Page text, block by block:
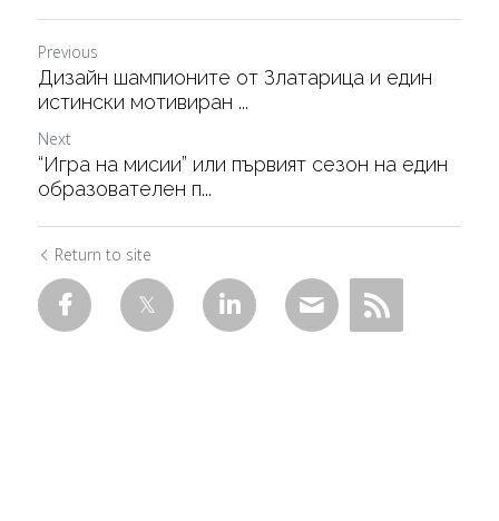
Previous
Дизайн шампионите от Златарица и един
истински мотивиран ...
Next
“Игра на мисии” или първият сезон на един
образователен п...
Return to site